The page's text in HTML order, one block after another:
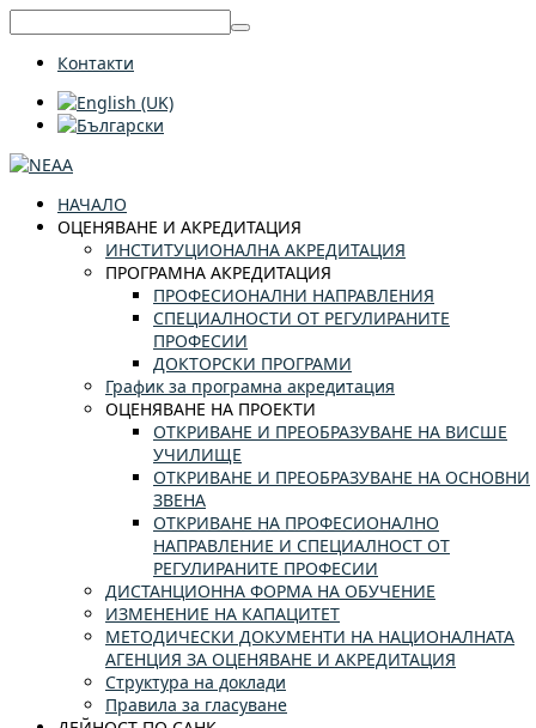
Контакти
НАЧАЛО
ОЦЕНЯВАНЕ И АКРЕДИТАЦИЯ
ИНСТИТУЦИОНАЛНА АКРЕДИТАЦИЯ
ПРОГРАМНА АКРЕДИТАЦИЯ
ПРОФЕСИОНАЛНИ НАПРАВЛЕНИЯ
СПЕЦИАЛНОСТИ ОТ РЕГУЛИРАНИТЕ
ПРОФЕСИИ
ДОКТОРСКИ ПРОГРАМИ
График за програмна акредитация
ОЦЕНЯВАНЕ НА ПРОЕКТИ
ОТКРИВАНЕ И ПРЕОБРАЗУВАНЕ НА ВИСШЕ
УЧИЛИЩЕ
ОТКРИВАНЕ И ПРЕОБРАЗУВАНЕ НА ОСНОВНИ
ЗВЕНА
ОТКРИВАНЕ НА ПРОФЕСИОНАЛНО
НАПРАВЛЕНИЕ И СПЕЦИАЛНОСТ ОТ
РЕГУЛИРАНИТЕ ПРОФЕСИИ
ДИСТАНЦИОННА ФОРМА НА ОБУЧЕНИЕ
ИЗМЕНЕНИЕ НА КАПАЦИТЕТ
МЕТОДИЧЕСКИ ДОКУМЕНТИ НА НАЦИОНАЛНАТА
АГЕНЦИЯ ЗА ОЦЕНЯВАНЕ И АКРЕДИТАЦИЯ
Структура на доклади
Правила за гласуване